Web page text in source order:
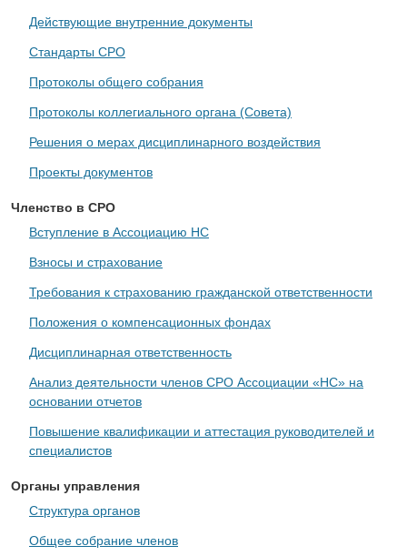
Действующие внутренние документы
Стандарты СРО
Протоколы общего собрания
Протоколы коллегиального органа (Совета)
Решения о мерах дисциплинарного воздействия
Проекты документов
Членство в СРО
Вступление в Ассоциацию НС
Взносы и страхование
Требования к страхованию гражданской ответственности
Положения о компенсационных фондах
Дисциплинарная ответственность
Анализ деятельности членов СРО Ассоциации «НС» на
основании отчетов
Повышение квалификации и аттестация руководителей и
специалистов
Органы управления
Структура органов
Общее собрание членов